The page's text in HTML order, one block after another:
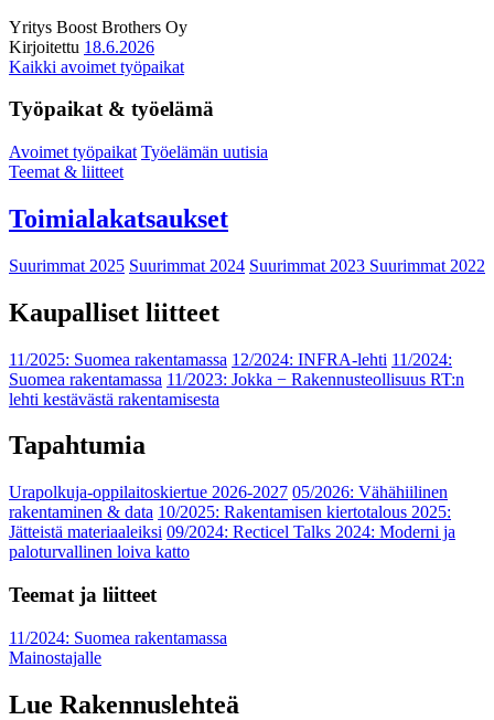
Yritys Boost Brothers Oy
Kirjoitettu 18.6.2026
Kaikki avoimet työpaikat
Työpaikat & työelämä
Avoimet työpaikat Työelämän uutisia
Teemat & liitteet
Toimialakatsaukset
Suurimmat 2025 Suurimmat 2024 Suurimmat 2023 Suurimmat 2022
Kaupalliset liitteet
11/2025: Suomea rakentamassa 12/2024: INFRA-lehti 11/2024:
Suomea rakentamassa 11/2023: Jokka − Rakennusteollisuus RT:n
lehti kestävästä rakentamisesta
Tapahtumia
Urapolkuja-oppilaitoskiertue 2026-2027 05/2026: Vähähiilinen
rakentaminen & data 10/2025: Rakentamisen kiertotalous 2025:
Jätteistä materiaaleiksi 09/2024: Recticel Talks 2024: Moderni ja
paloturvallinen loiva katto
Teemat ja liitteet
11/2024: Suomea rakentamassa
Mainostajalle
Lue Rakennuslehteä